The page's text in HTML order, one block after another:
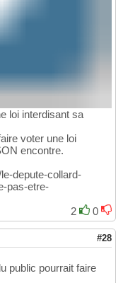
loi interdisant sa
voter une loi
encontre.
depute-collard-
pas-etre-
2
0
#28
public pourrait faire